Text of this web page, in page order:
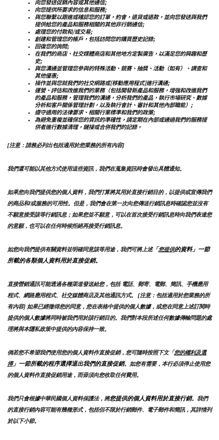
向您發送促銷內容或其他通信;
向您提供所要求的信息和服務;
與您聯繫以跟進或確認您的訂單，約會，退貨或退款，並向您發送與我們
提供給您的產品和服務相關的其他非行銷通信;
處理您的付款和/或交易;
創建和管理您的帳戶，包括訪問您的購買歷史記錄;
回復您的詢問;
在我們的商店、社交媒體商店和其他地方定製廣告，以滿足您的興趣和歷
史;
與您溝通並管理您參與的特殊活動、競賽、抽獎、活動（如有）、調查和
其他優惠;
操作並與您就我們的社交網路或[移動應用程式]進行溝通;
運營、評估和改進我們的業務（包括開發新產品和服務，增強和改進我們
的產品和服務，管理我們的溝通，分析我們的產品，執行市場研究、數據
分析和客戶關係管理計劃，以及執行會計、審計和其他內部職能）;
遵守適用的法律要求、相關行業標準和我們的政策;
為避免重複並確保您的資訊的準確性，請定期在內部或通過我們的服務提
供者進行數據清理，鏈接或合併我們的記錄。
[注意：請務必列出包括適用於您業務的所有內容]
我們還可能以其他方式使用這些資訊，我們在蒐集資訊時會發出具體通知。
如果您向我們提供您的個人資料，我們打算將其用於直接行銷目的，以提供或宣傳我們
的商品和/或服務的可用性。但是，我們會在第一次向您傳送行銷訊息時確認您並沒有
不願意接受該等行銷訊息；如果您並不願意，可以在首次接受行銷訊息時向我們表達您
的意願，也可以在任何時候拒絕再接受行銷訊息。
如您向我們提供有關資料並明確同意該等用途，我們可將上述「您提供的資料」一節
所載的各類個人資料用於直接促銷。
直接營銷通訊可能透過各種渠道發送給您，包括 電話、郵寄、電郵、簡訊、手機應用
程式、網路應用程式、社交媒體商店及其他通訊方式。 [注意：包括適用於您業務的所
有內容] 如果已經徵得您的同意，您在表格中提供的個人數據，或您在同意上述訂閱時
提供的個人數據將同時被我們用於該行銷目的。我們對本段所述任何數據傳輸問題的處
理將與本隱私政策中提供的內容保持一致。
倘若您不希望我們使用您的個人資料作直接促銷，您可隨時按照下文「您的權利及選
擇」一節所載的程序選擇退出我們的直接促銷。如您有需要，本行必須停止使用您
的個人資料作直接促銷用途，而毋須向您收取任何費用。
我們只會根據中華民國個人資料保護法，將您提供的個人資料用於直接行銷。我們
的直接行銷內容可能有幾種形式，包括但不限於行銷郵件、電子郵件和簡訊，其詳情列
於以下小節。